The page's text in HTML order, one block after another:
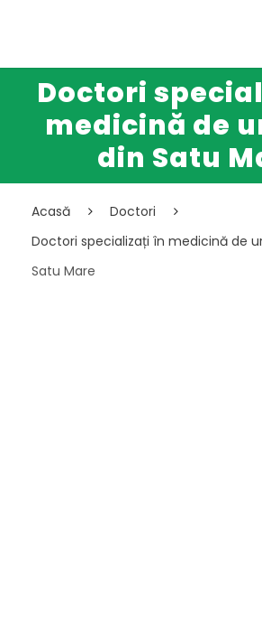
Doctori
medicină de
din Satu
Acasă
Doctori
Doctori specializați în medicină de
Satu Mare